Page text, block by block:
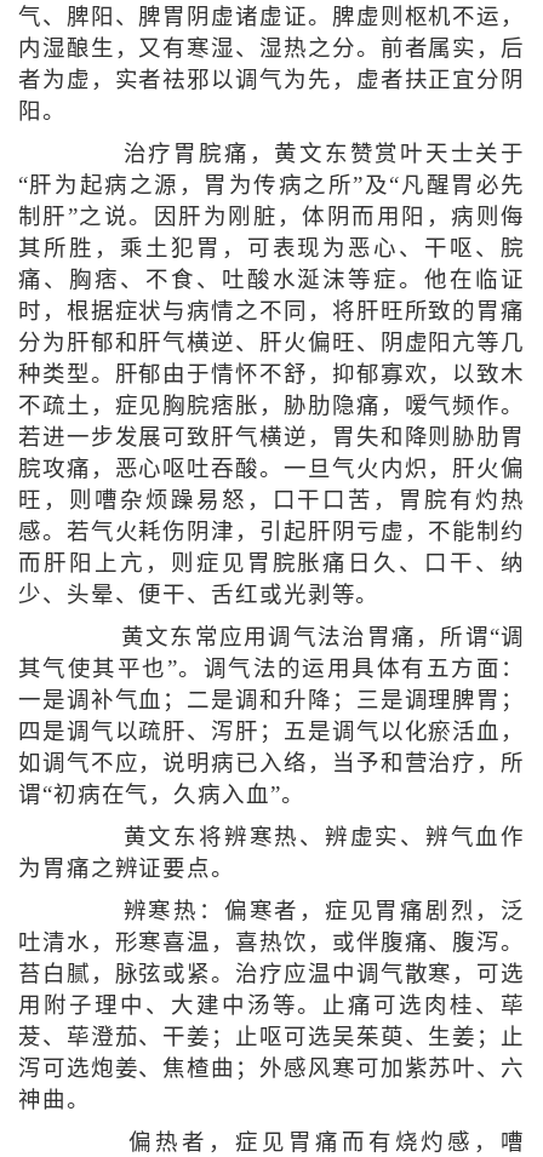
气、脾阳、脾胃阴虚诸虚证。脾虚则枢机不运，
内湿酿生，又有寒湿、湿热之分。前者属实，后
者为虚，实者祛邪以调气为先，虚者扶正宜分阴
阳。
治疗胃脘痛，黄文东赞赏叶天士关于
“肝为起病之源，胃为传病之所”及“凡醒胃必先
制肝”之说。因肝为刚脏，体阴而用阳，病则侮
其所胜，乘土犯胃，可表现为恶心、干呕、脘
痛、胸痞、不食、吐酸水涎沫等症。他在临证
时，根据症状与病情之不同，将肝旺所致的胃痛
分为肝郁和肝气横逆、肝火偏旺、阴虚阳亢等几
种类型。肝郁由于情怀不舒，抑郁寡欢，以致木
不疏土，症见胸脘痞胀，胁肋隐痛，嗳气频作。
若进一步发展可致肝气横逆，胃失和降则胁肋胃
脘攻痛，恶心呕吐吞酸。一旦气火内炽，肝火偏
旺，则嘈杂烦躁易怒，口干口苦，胃脘有灼热
感。若气火耗伤阴津，引起肝阴亏虚，不能制约
而肝阳上亢，则症见胃脘胀痛日久、口干、纳
少、头晕、便干、舌红或光剥等。
黄文东常应用调气法治胃痛，所谓“调
其气使其平也”。调气法的运用具体有五方面：
一是调补气血；二是调和升降；三是调理脾胃；
四是调气以疏肝、泻肝；五是调气以化瘀活血，
如调气不应，说明病已入络，当予和营治疗，所
谓“初病在气，久病入血”。
黄文东将辨寒热、辨虚实、辨气血作
为胃痛之辨证要点。
辨寒热：偏寒者，症见胃痛剧烈，泛
吐清水，形寒喜温，喜热饮，或伴腹痛、腹泻。
苔白腻，脉弦或紧。治疗应温中调气散寒，可选
用附子理中、大建中汤等。止痛可选肉桂、荜
茇、荜澄茄、干姜；止呕可选吴茱萸、生姜；止
泻可选炮姜、焦楂曲；外感风寒可加紫苏叶、六
神曲。
偏热者，症见胃痛而有烧灼感，嘈